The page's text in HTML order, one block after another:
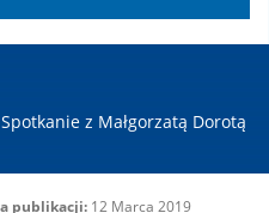
Spotkanie z Małgorzatą Dorotą
publikacji: 12 Marca 2019